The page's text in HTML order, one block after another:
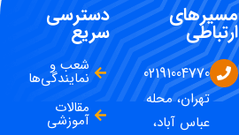
مسیرهای
ارتباطی
02191004770
تهران، محله
عباس آباد،
دسترسی
سریع
شعب و
نمایندگی‌ها
مقالات
آموزشی